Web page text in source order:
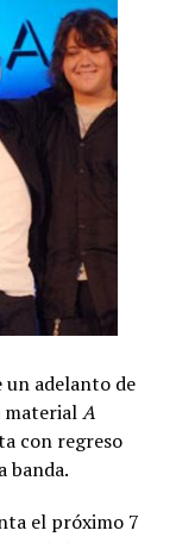
un adelanto de
materialA
con regreso
banda.
el próximo 7